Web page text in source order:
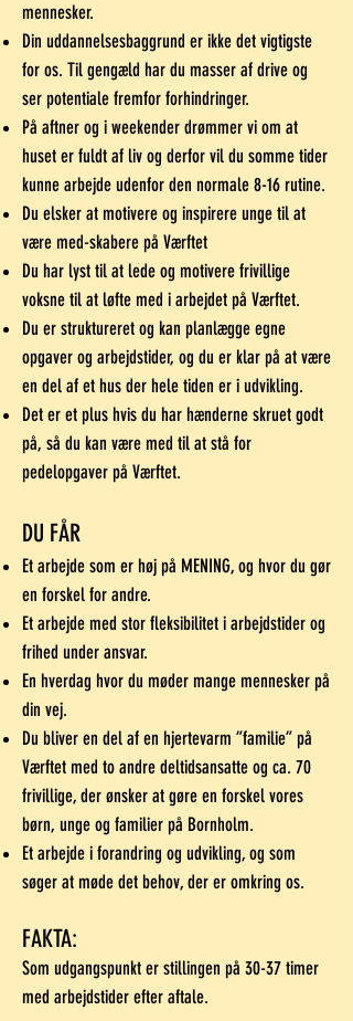
mennesker.
Din uddannelsesbaggrund er ikke det vigtigste
for os. Til gengæld har du masser af drive og
ser potentiale fremfor forhindringer.
På aftner og i weekender drømmer vi om at
huset er fuldt af liv og derfor vil du somme tider
kunne arbejde udenfor den normale 8-16 rutine.
Du elsker at motivere og inspirere unge til at
være med-skabere på Værftet
Du har lyst til at lede og motivere frivillige
voksne til at løfte med i arbejdet på Værftet.
Du er struktureret og kan planlægge egne
opgaver og arbejdstider, og du er klar på at være
en del af et hus der hele tiden er i udvikling.
Det er et plus hvis du har hænderne skruet godt
på, så du kan være med til at stå for
pedelopgaver på Værftet.
DU FÅR
Et arbejde som er høj på MENING, og hvor du gør
en forskel for andre.
Et arbejde med stor fleksibilitet i arbejdstider og
frihed under ansvar.
En hverdag hvor du møder mange mennesker på
din vej.
Du bliver en del af en hjertevarm ”familie” på
Værftet med to andre deltidsansatte og ca. 70
frivillige, der ønsker at gøre en forskel vores
børn, unge og familier på Bornholm.
Et arbejde i forandring og udvikling, og som
søger at møde det behov, der er omkring os.
FAKTA:
Som udgangspunkt er stillingen på 30-37 timer
med arbejdstider efter aftale.